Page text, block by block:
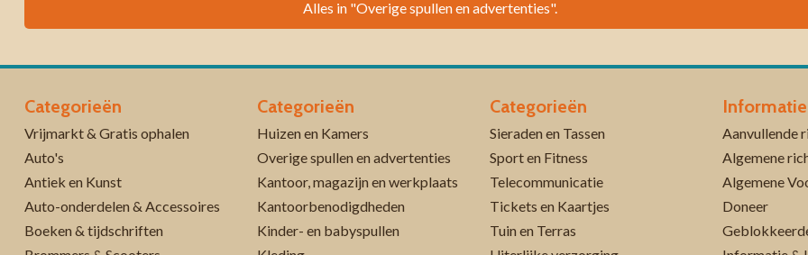
Alles in "Overige spullen en advertenties".
Categorieën
Vrijmarkt & Gratis ophalen
Auto's
Antiek en Kunst
Auto-onderdelen & Accessoires
Boeken & tijdschriften
Categorieën
Huizen en Kamers
Overige spullen en advertenties
Kantoor, magazijn en werkplaats
Kantoorbenodigdheden
Kinder- en babyspullen
Categorieën
Sieraden en Tassen
Sport en Fitness
Telecommunicatie
Tickets en Kaartjes
Tuin en Terras
Informatie
Algemene
Algemene
Doneer